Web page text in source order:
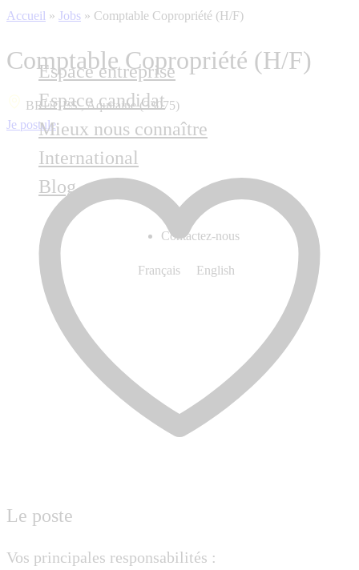
Espace entreprise
Espace candidat
Mieux nous connaître
International
Blog
Contactez-nous
Français English
Accueil » Jobs » Comptable Copropriété (H/F)
Comptable Copropriété (H/F)
BRUGES , Aquitaine (33075)
Je postule
Le poste
Vos principales responsabilités :